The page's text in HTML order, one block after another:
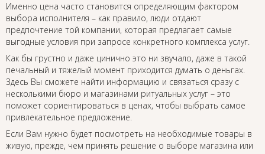
Именно цена часто становится определяющим фактором
выбора исполнителя – как правило, люди отдают
предпочтение той компании, которая предлагает самые
выгодные условия при запросе конкретного комплекса услуг.
Как бы грустно и даже цинично это ни звучало, даже в такой
печальный и тяжелый момент приходится думать о деньгах.
Здесь Вы сможете найти информацию и связаться сразу с
несколькими бюро и магазинами ритуальных услуг – это
поможет сориентироваться в ценах, чтобы выбрать самое
привлекательное предложение.
Если Вам нужно будет посмотреть на необходимые товары в
живую, прежде, чем принять решение о выборе магазина или